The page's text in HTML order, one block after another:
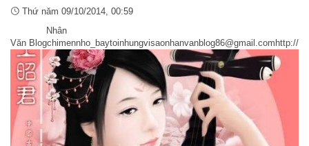
Thứ năm 09/10/2014, 00:59
Nhân
Văn Blogchimennho_baytoinhungvisaonhanvanblog86@gmail.comhttp://